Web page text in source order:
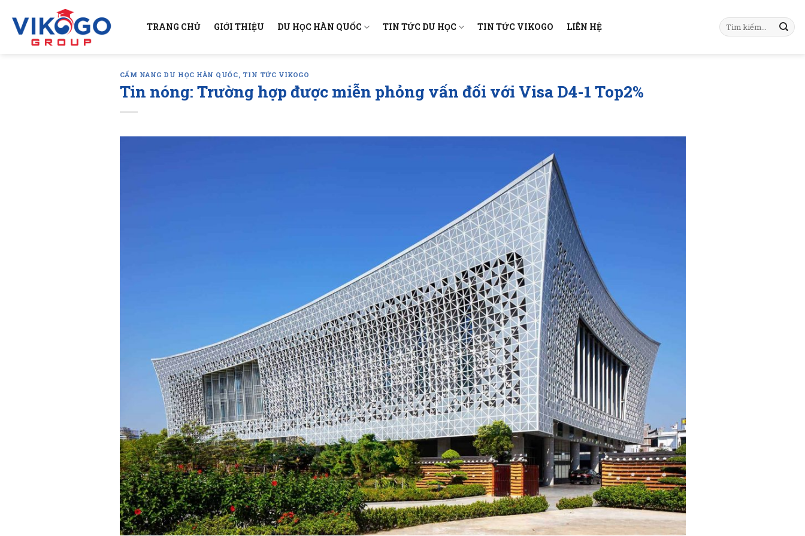
content
TRANG CHỦ GIỚI THIỆU DU HỌC HÀN QUỐC TIN TỨC DU HỌC TIN TỨC VIKOGO LIÊN HỆ
CẨM NANG DU HỌC HÀN QUỐC, TIN TỨC VIKOGO
Tin nóng: Trường hợp được miễn phỏng vấn đối với Visa D4-1 Top2%